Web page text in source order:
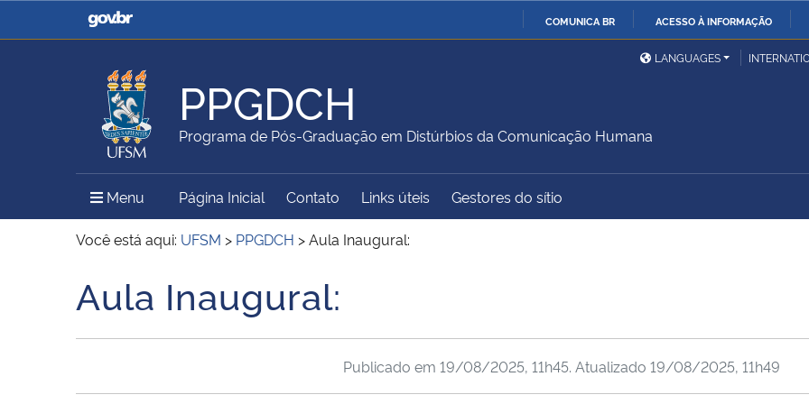
COMUNICA BR ACESSO À INFORMAÇÃO
Casa Civil
Ministério da Justiça e
Ministério da Defesa
Ministério das Relações
Exteriores
Ministério da Agricultura,
Pecuária e Abastecimento
Ministério da Educação
Ministério do Meio Ambiente Ministério do Turismo
Ministério do
Secretaria de Governo
Gabinete de Segurança
LANGUAGES
PPGDCH
Programa de Pós-Graduação em Distúrbios da Comunicação Humana
Menu Menu Principal do Sítio
Página Inicial Contato Links úteis Gestores do sítio
Você está aqui: UFSM > PPGDCH >Aula Inaugural:
Início do conteúdo
Aula Inaugural:
Publicado em 19/08/2025, 11h45. Atualizado 19/08/2025, 11h49